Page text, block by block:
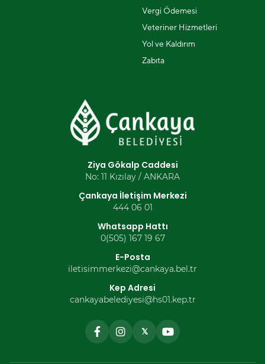
Vergi Ödemesi
Veteriner Hizmetleri
Yol ve Kaldırım
Zabıta
Ziya Gökalp Caddesi
No: 11 Kızılay / ANKARA
Çankaya İletişim Merkezi
444 06 01
Whatsapp Hattı
0(505) 167 19 67
E-Posta
iletisimmerkezi@cankaya.bel.tr
Kep Adresi
cankayabelediyesi@hs01.kep.tr
𝕏